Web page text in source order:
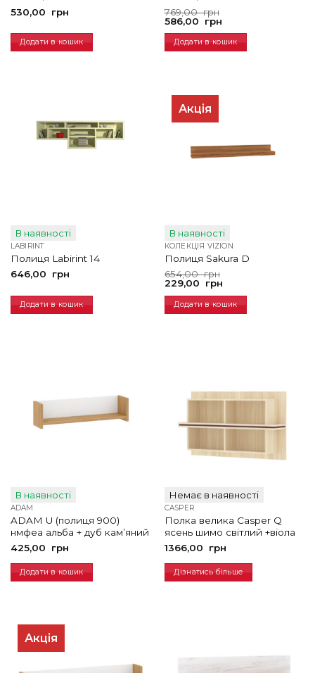
530,00
грн
Додати в кошик
769,00грн
Оригінальна
ціна:
769,00
грн.
586,00 грн
Поточна
ціна:
586,00
грн.
Додати в кошик
В наявності
LABIRINT
Полиця Labirint 14
646,00
грн
Додати в кошик
Акція
В наявності
КОЛЕКЦІЯ VIZION
Полиця Sakura D
654,00грн
Оригінальна
ціна:
654,00
грн.
229,00 грн
Поточна
ціна:
229,00
грн.
Додати в кошик
В наявності
ADAM
ADAM U (полиця 900)
нмфеа альба + дуб кам’яний
425,00
грн
Додати в кошик
Немає в наявності
CASPER
Полка велика Casper Q
ясень шимо світлий +віола
1366,00
грн
Дізнатись більше
Акція